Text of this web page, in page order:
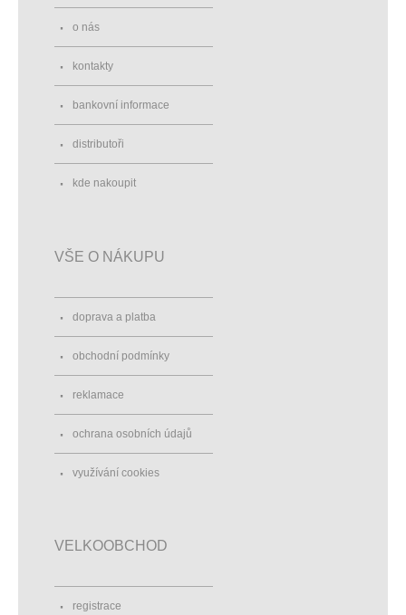
o nás
kontakty
bankovní informace
distributoři
kde nakoupit
VŠE O NÁKUPU
doprava a platba
obchodní podmínky
reklamace
ochrana osobních údajů
využívání cookies
VELKOOBCHOD
registrace